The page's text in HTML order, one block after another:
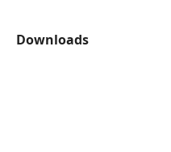
Downloads